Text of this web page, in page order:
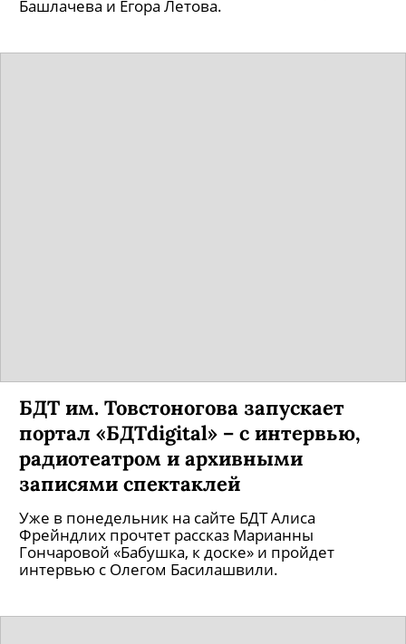
Башлачева и Егора Летова.
БДТ им. Товстоногова запускает
портал «БДТdigital» – с интервью,
радиотеатром и архивными
записями спектаклей
Уже в понедельник на сайте БДТ Алиса
Фрейндлих прочтет рассказ Марианны
Гончаровой «Бабушка, к доске» и пройдет
интервью с Олегом Басилашвили.